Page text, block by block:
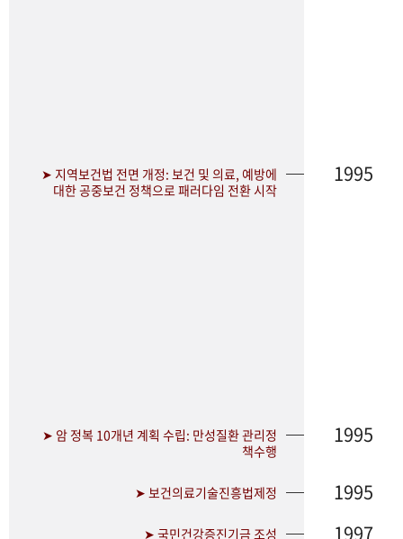
➤ 지역보건법 전면 개정: 보건 및 의료, 예방에
대한 공중보건 정책으로 패러다임 전환 시작
1995
➤ 암 정복 10개년 계획 수립: 만성질환 관리정
책수행
1995
➤ 보건의료기술진흥법제정 1995
➤ 국민건강증진기금 조성 1997